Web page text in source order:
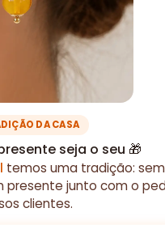
DA CASA
seja o seu 🎁
temos uma tradição:
presente junto com o
clientes.